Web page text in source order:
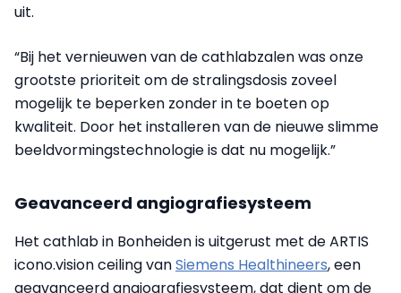
uit.
“Bij het vernieuwen van de cathlabzalen was onze
grootste prioriteit om de stralingsdosis zoveel
mogelijk te beperken zonder in te boeten op
kwaliteit. Door het installeren van de nieuwe slimme
beeldvormingstechnologie is dat nu mogelijk.”
Geavanceerd angiografiesysteem
Het cathlab in Bonheiden is uitgerust met de ARTIS
icono.vision ceiling vanSiemens Healthineers, een
geavanceerd angiografiesysteem, dat dient om de